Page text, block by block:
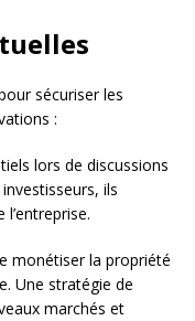
sécuriser les
:
lors de discussions
ils
monétiser la propriété
Une stratégie de
marchés et